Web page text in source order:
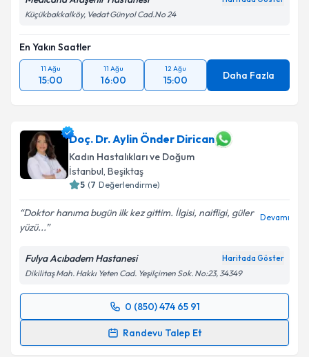
Küçükbakkalköy, Vedat Günyol Cad.No 24
En Yakın Saatler
11 Ağu
15:00
11 Ağu
16:00
12 Ağu
15:00 Daha Fazla
Doç. Dr. Aylin Önder Dirican
Kadın Hastalıkları ve Doğum
İstanbul, Beşiktaş
5 (7 Değerlendirme)
Doktor hanıma bugün ilk kez gittim. İlgisi, naifligi, güler
yüzü...
Devamı
Fulya Acıbadem Hastanesi Haritada Göster
Dikilitaş Mah. Hakkı Yeten Cad. Yeşilçimen Sok. No:23, 34349
0 (850) 474 65 91
Randevu Talep Et
Randevu Takvimi Talebi